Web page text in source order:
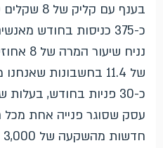
בענף עם
כ-375 כניסות בחודש
נניח
של 11.4 בחשבונות